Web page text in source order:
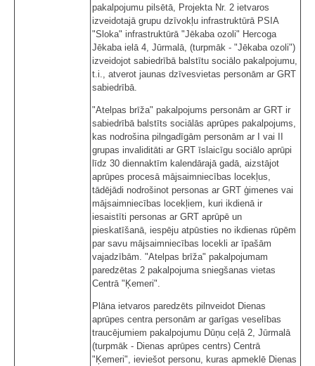
pakalpojumu pilsētā, Projekta Nr. 2 ietvaros
izveidotajā grupu dzīvokļu infrastruktūrā PSIA
"Sloka" infrastruktūrā "Jēkaba ozoli" Hercoga
Jēkaba ielā 4, Jūrmalā, (turpmāk - "Jēkaba ozoli")
izveidojot sabiedrībā balstītu sociālo pakalpojumu,
t.i., atverot jaunas dzīvesvietas personām ar GRT
sabiedrībā.
"Atelpas brīža" pakalpojums personām ar GRT ir
sabiedrībā balstīts sociālās aprūpes pakalpojums,
kas nodrošina pilngadīgām personām ar I vai II
grupas invaliditāti ar GRT īslaicīgu sociālo aprūpi
līdz 30 diennaktīm kalendārajā gadā, aizstājot
aprūpes procesā mājsaimniecības locekļus,
tādējādi nodrošinot personas ar GRT ģimenes vai
mājsaimniecības locekļiem, kuri ikdienā ir
iesaistīti personas ar GRT aprūpē un
pieskatīšanā, iespēju atpūsties no ikdienas rūpēm
par savu mājsaimniecības locekli ar īpašām
vajadzībām. "Atelpas brīža" pakalpojumam
paredzētas 2 pakalpojuma sniegšanas vietas
Centrā "Ķemeri".
Plāna ietvaros paredzēts pilnveidot Dienas
aprūpes centra personām ar garīgas veselības
traucējumiem pakalpojumu Dūņu ceļā 2, Jūrmalā
(turpmāk - Dienas aprūpes centrs) Centrā
"Ķemeri", ieviešot personu, kuras apmeklē Dienas